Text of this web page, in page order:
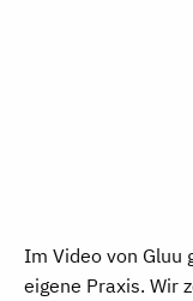
Im Video von Gluu
eigene Praxis. Wir